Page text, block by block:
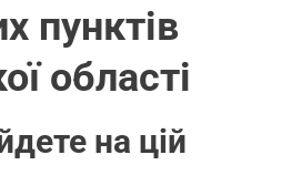
пунктів
області
на цій